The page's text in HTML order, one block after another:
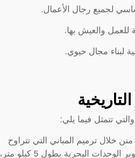
لجميع رجال الأعمال.
للعمل والعيش بها.
لبناء مجال حيوي.
تتمثل فيما يلي:
خلال ترميم المباني التي تتراوح
أعمارها ما بين 100 سنة إلى 1400 سنة، بالإضافة إلى تطوير الوحدات البحرية بطول 5 كيلو متر،